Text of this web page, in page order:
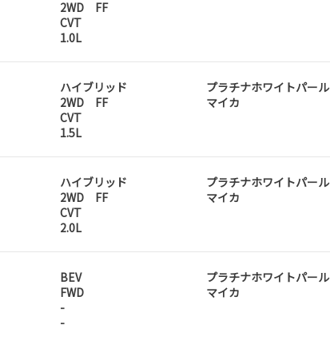
2WD FF
CVT
1.0L
ハイブリッド
2WD FF
CVT
1.5L
プラチナホワイトパール
マイカ
ハイブリッド
2WD FF
CVT
2.0L
プラチナホワイトパール
マイカ
BEV
FWD
-
-
プラチナホワイトパール
マイカ